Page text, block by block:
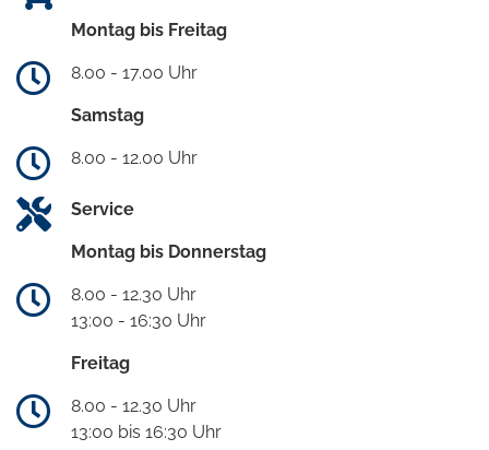
Montag bis Freitag
8.00 - 17.00 Uhr
Samstag
8.00 - 12.00 Uhr
Service
Montag bis Donnerstag
8.00 - 12.30 Uhr
13:00 - 16:30 Uhr
Freitag
8.00 - 12.30 Uhr
13:00 bis 16:30 Uhr